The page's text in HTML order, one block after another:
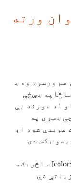
ورته
هم ورسره وه د
دښځې
له مورنه يې
دسړي په
غوندې شوه او
بکس دی
[color=red:e68298da15]مورې![/color:e68298da15] داڅرنګه
شي